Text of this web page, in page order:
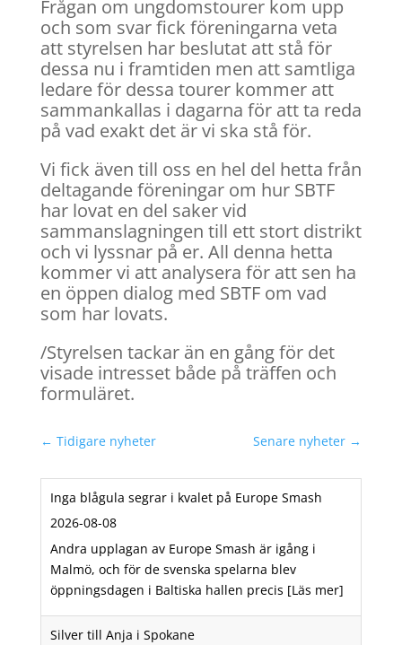
Frågan om ungdomstourer kom upp
och som svar fick föreningarna veta
att styrelsen har beslutat att stå för
dessa nu i framtiden men att samtliga
ledare för dessa tourer kommer att
sammankallas i dagarna för att ta reda
på vad exakt det är vi ska stå för.
Vi fick även till oss en hel del hetta från
deltagande föreningar om hur SBTF
har lovat en del saker vid
sammanslagningen till ett stort distrikt
och vi lyssnar på er. All denna hetta
kommer vi att analysera för att sen ha
en öppen dialog med SBTF om vad
som har lovats.
/Styrelsen tackar än en gång för det
visade intresset både på träffen och
formuläret.
← Tidigare nyheter Senare nyheter →
Inga blågula segrar i kvalet på Europe Smash
2026-08-08
Andra upplagan av Europe Smash är igång i
Malmö, och för de svenska spelarna blev
öppningsdagen i Baltiska hallen precis [Läs mer]
Silver till Anja i Spokane